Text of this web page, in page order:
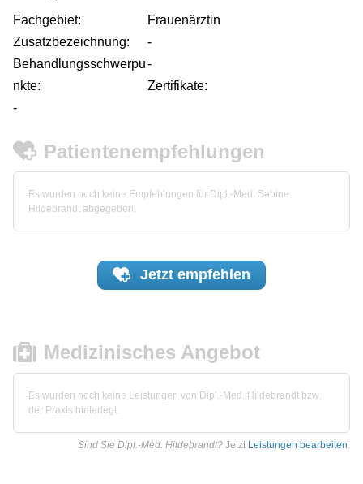
Fachgebiet:
Frauenärztin
Zusatzbezeichnung:
-
Behandlungsschwerpu
nkte:
-
Zertifikate:
-
Patientenempfehlungen
Es wurden noch keine Empfehlungen für Dipl.-Med. Sabine
Hildebrandt abgegeben.
Jetzt empfehlen
Medizinisches Angebot
Es wurden noch keine Leistungen von Dipl.-Med. Hildebrandt bzw.
der Praxis hinterlegt.
Sind Sie Dipl.-Med. Hildebrandt? Jetzt Leistungen bearbeiten.